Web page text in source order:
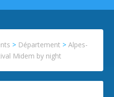
> Département >Alpes-
Midem by night